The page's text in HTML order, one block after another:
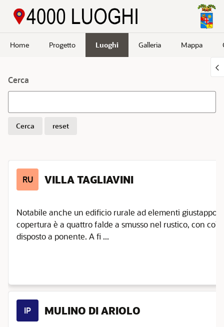
Home Progetto Luoghi Galleria Mappa
Cerca
Cerca reset
RU VILLA TAGLIAVINI
Notabile anche un edificio rurale ad elementi
copertura è a quattro falde a smusso nel rustico, con
disposto a ponente. A fi ...
IP MULINO DI ARIOLO